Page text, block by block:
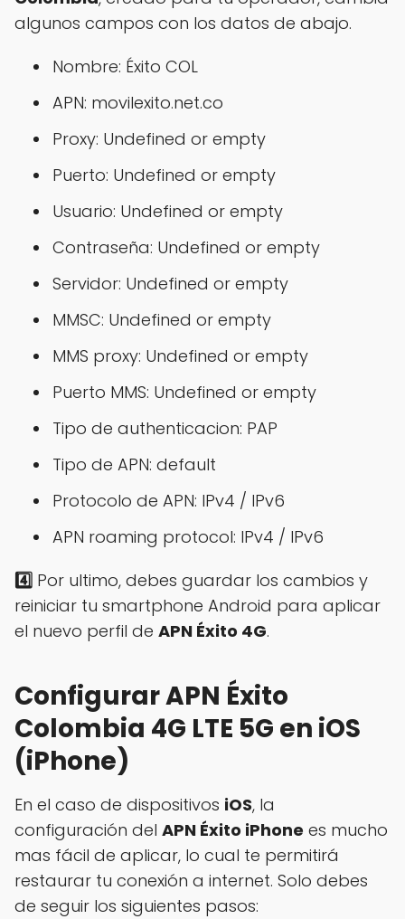
algunos campos con los datos de abajo.
Nombre: Éxito COL
APN: movilexito.net.co
Proxy: Undefined or empty
Puerto: Undefined or empty
Usuario: Undefined or empty
Contraseña: Undefined or empty
Servidor: Undefined or empty
MMSC: Undefined or empty
MMS proxy: Undefined or empty
Puerto MMS: Undefined or empty
Tipo de authenticacion: PAP
Tipo de APN: default
Protocolo de APN: IPv4 / IPv6
APN roaming protocol: IPv4 / IPv6
4️⃣ Por ultimo, debes guardar los cambios y
reiniciar tu smartphone Android para aplicar
el nuevo perfil de APN Éxito 4G.
Configurar APN Éxito
Colombia 4G LTE 5G en iOS
(iPhone)
En el caso de dispositivos iOS, la
configuración del APN Éxito iPhone es mucho
mas fácil de aplicar, lo cual te permitirá
restaurar tu conexión a internet. Solo debes
de seguir los siguientes pasos: